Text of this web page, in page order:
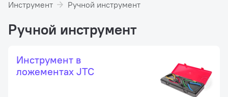
Инструмент
Ручной инструмент
Ручной инструмент
Инструмент в
ложементах JTC